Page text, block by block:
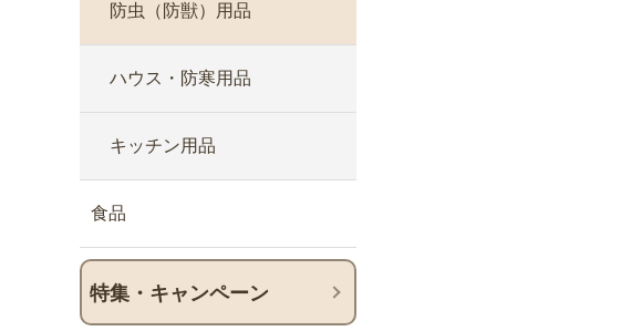
防虫（防獣）用品
ハウス・防寒用品
キッチン用品
食品
特集・キャンペーン